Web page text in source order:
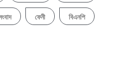
ফেনী বিএনপি